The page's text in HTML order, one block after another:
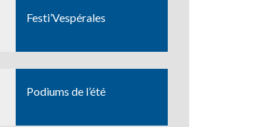
Festi’Vespérales
Podiums de l’été